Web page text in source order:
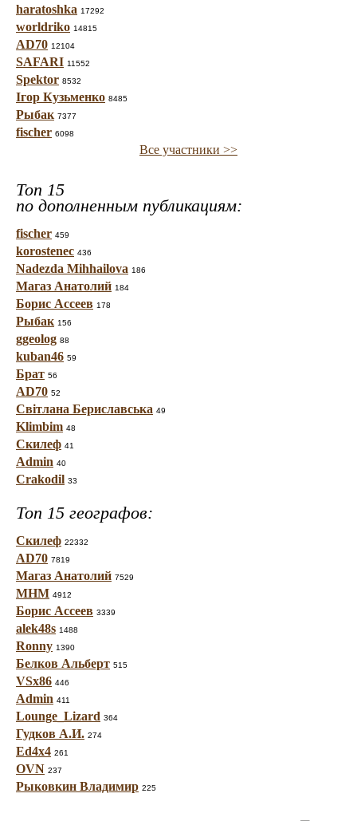
haratoshka 17292
worldriko 14815
AD70 12104
SAFARI 11552
Spektor 8532
Ігор Кузьменко 8485
Рыбак 7377
fischer 6098
Все участники >>
Топ 15
по дополненным публикациям:
fischer 459
korostenec 436
Nadezda Mihhailova 186
Магаз Анатолий 184
Борис Ассеев 178
Рыбак 156
ggeolog 88
kuban46 59
Брат 56
AD70 52
Світлана Бериславська 49
Klimbim 48
Скилеф 41
Admin 40
Crakodil 33
Топ 15 географов:
Скилеф 22332
AD70 7819
Магаз Анатолий 7529
МНМ 4912
Борис Ассеев 3339
alek48s 1488
Ronny 1390
Белков Альберт 515
VSx86 446
Admin 411
Lounge_Lizard 364
Гудков А.И. 274
Ed4x4 261
OVN 237
Рыковкин Владимир 225